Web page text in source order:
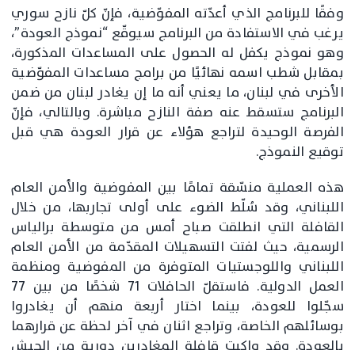
وفقًا للبرنامج الذي أعدّته المفوّضية، فإنّ كلّ نازح سوري
يرغب في الاستفادة من البرنامج سيوقّع “نموذج العودة”،
وهو نموذج يكفل له الحصول على المساعدات المذكورة،
بمقابل شطب اسمه نهائيًا من برامج مساعدات المفوّضية
الأخرى في لبنان، ما يعني أنه ما إن يغادر لبنان من ضمن
البرنامج ستسقط عنه صفة النازح مباشرة. وبالتالي، فإنّ
الفرصة الوحيدة لتراجع هؤلاء عن قرار العودة هي قبل
توقيع النموذج.
هذه العملية منسّقة تمامًا بين المفوضية والأمن العام
اللبناني، وقد سُلّط الضوء على أولى تجاربها، من خلال
القافلة التي انطلقت صباح أمس من متوسطة برالياس
الرسمية، حيث لفتت التسهيلات المقدّمة من الأمن العام
اللبناني واللوجستيات المتوفرة من المفوضية ومنظمة
العمل الدولية. فاستقلّ الحافلات 71 شخصًا من بين 77
سجّلوا للعودة، بينما اختار أربعة منهم أن يغادروا
بوسائلهم الخاصة، وتراجع اثنان في آخر لحظة عن قرارهما